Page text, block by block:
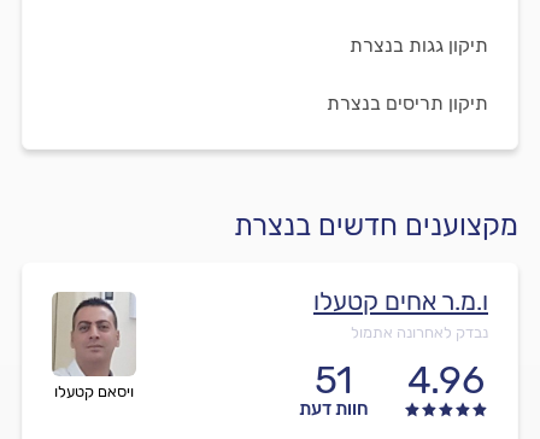
תיקון גגות בנצרת
תיקון תריסים בנצרת
מקצוענים חדשים בנצרת
ויסאם קטעלו
ו.מ.ר אחים קטעלו
נבדק לאחרונה אתמול
4.96
51
חוות דעת